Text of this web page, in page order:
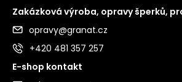
Zakázková výroba, opravy šperků,
opravy@granat.cz
+420 481 357 257
E-shop kontakt